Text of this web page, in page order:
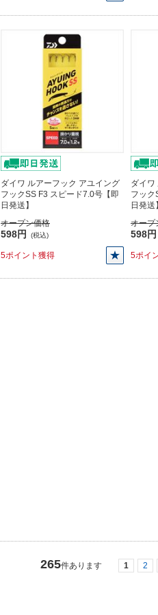
ダイワ ルアーフック アユイング
フックSS F3 スピード7.0号【即
日発送】
オープン価格
598円 (税込)
5ポイント獲得
ダイワ
フック
日発送】
オープ
598円
5ポイ
265件あります 1 2